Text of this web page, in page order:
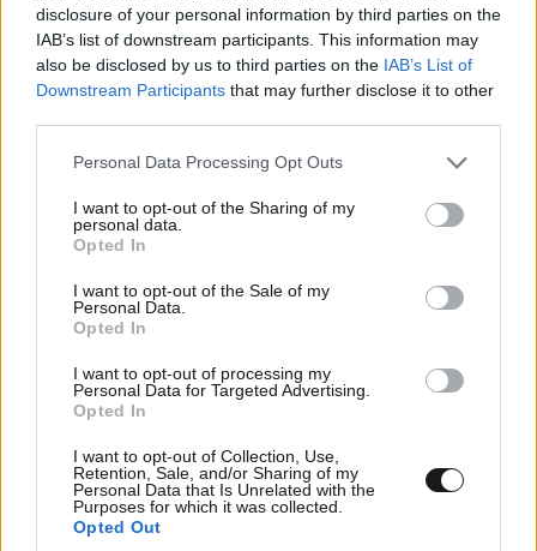
disclosure of your personal information by third parties on the
IAB’s list of downstream participants. This information may
also be disclosed by us to third parties on the IAB’s List of
Downstream Participants that may further disclose it to other
Please note that this website/app uses one or more Google
not limited to your visit or usage behaviour. You may click to
grant or deny consent to Google and its third-party tags to
use your data for below specified purposes in below Google
consent section.
Personal Data Processing Opt Outs
I want to opt-out of the Sharing of my
personal data.
Opted In
I want to opt-out of the Sale of my
Personal Data.
Opted In
I want to opt-out of processing my
Personal Data for Targeted Advertising.
Opted In
I want to opt-out of Collection, Use,
Retention, Sale, and/or Sharing of my
Personal Data that Is Unrelated with the
Purposes for which it was collected.
Opted Out
Ξέχνα τα μονόχρωμα: Τα 4 prints που
κυριαρχούν στα μαγιό του φετινού καλοκαιριού